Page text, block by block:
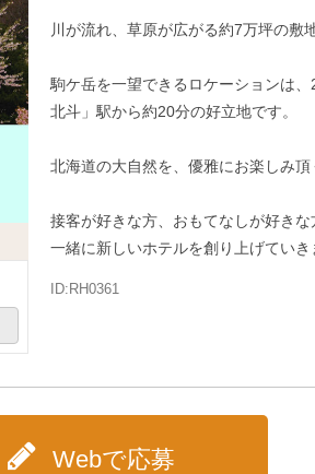
川が流れ、草原が広がる約7万坪の敷地
駒ケ岳を一望できるロケーションは
北斗」駅から約20分の好立地です。
北海道の大自然を、優雅にお楽しみ頂
接客が好きな方、おもてなしが好きな
一緒に新しいホテルを創り上げていき
ID:RH0361
Webで応募